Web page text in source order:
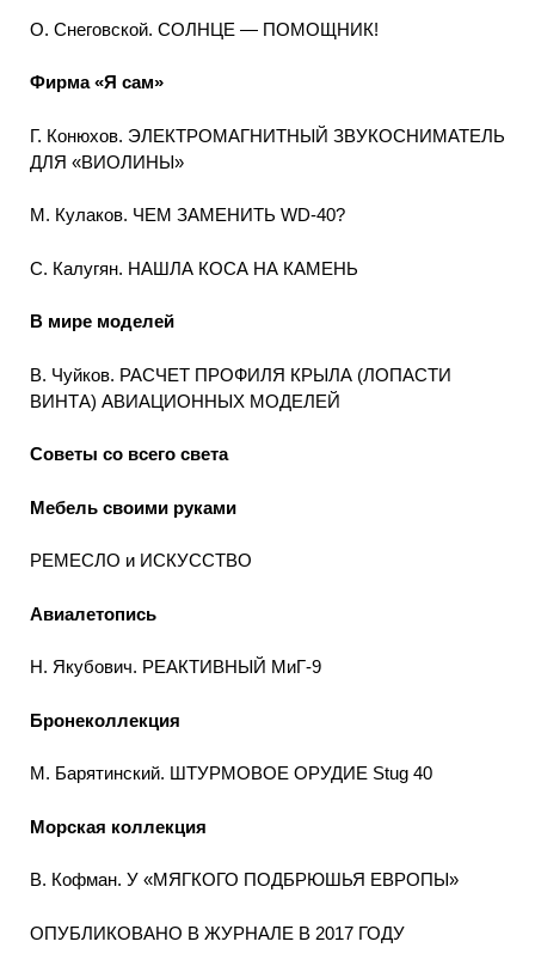
О. Снеговской. СОЛНЦЕ — ПОМОЩНИК!
Фирма «Я сам»
Г. Конюхов. ЭЛЕКТРОМАГНИТНЫЙ ЗВУКОСНИМАТЕЛЬ
ДЛЯ «ВИОЛИНЫ»
М. Кулаков. ЧЕМ ЗАМЕНИТЬ WD-40?
С. Калугян. НАШЛА КОСА НА КАМЕНЬ
В мире моделей
В. Чуйков. РАСЧЕТ ПРОФИЛЯ КРЫЛА (ЛОПАСТИ
ВИНТА) АВИАЦИОННЫХ МОДЕЛЕЙ
Советы со всего света
Мебель своими руками
РЕМЕСЛО и ИСКУССТВО
Авиалетопись
Н. Якубович. РЕАКТИВНЫЙ МиГ-9
Бронеколлекция
М. Барятинский. ШТУРМОВОЕ ОРУДИЕ Stug 40
Морская коллекция
В. Кофман. У «МЯГКОГО ПОДБРЮШЬЯ ЕВРОПЫ»
ОПУБЛИКОВАНО В ЖУРНАЛЕ В 2017 ГОДУ